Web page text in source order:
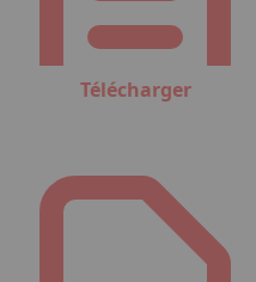
Télécharger